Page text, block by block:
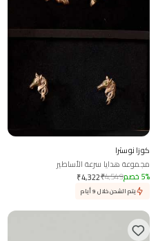
كوزا نوسترا
مجموعة هدايا سرعة الأساطير
₹4,322₹4,549 5% خصم
يتم الشحن خلال 9 أيام